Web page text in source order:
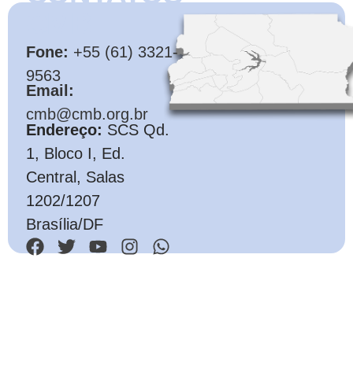
Fone: +55 (61) 3321-
9563
Email:
cmb@cmb.org.br
Endereço: SCS Qd.
1, Bloco I, Ed.
Central, Salas
1202/1207
Brasília/DF